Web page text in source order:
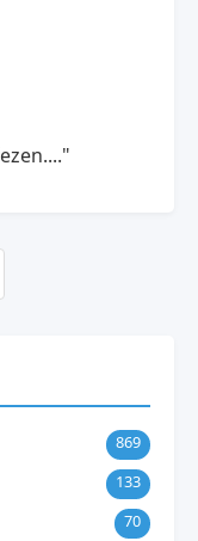
869
133
70